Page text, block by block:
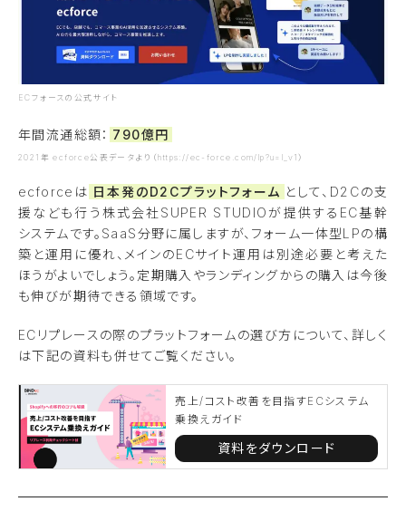
ECフォースの公式サイト
年間流通総額： 790億円
2021年 ecforce公表データより（https://ec-force.com/lp?u=l_v1）
ecforceは 日本発のD2Cプラットフォーム として、D2Cの支
援なども行う株式会社SUPER STUDIOが提供するEC基幹
システムです。SaaS分野に属しますが、フォーム一体型LPの構
築と運用に優れ、メインのECサイト運用は別途必要と考えた
ほうがよいでしょう。定期購入やランディングからの購入は今後
も伸びが期待できる領域です。
ECリプレースの際のプラットフォームの選び方について、詳しく
は下記の資料も併せてご覧ください。
売上/コスト改善を目指すECシステム
乗換えガイド
資料をダウンロード